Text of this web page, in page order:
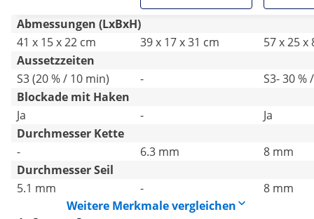
Abmessungen (LxBxH)
41 x 15 x 22 cm
39 x 17 x 31 cm
57 x 25 x
Aussetzzeiten
S3 (20 % / 10 min)
-
S3- 30 %
Blockade mit Haken
Ja
-
Ja
Durchmesser Kette
-
6.3 mm
8 mm
Durchmesser Seil
5.1 mm
-
8 mm
Weitere Merkmale vergleichen